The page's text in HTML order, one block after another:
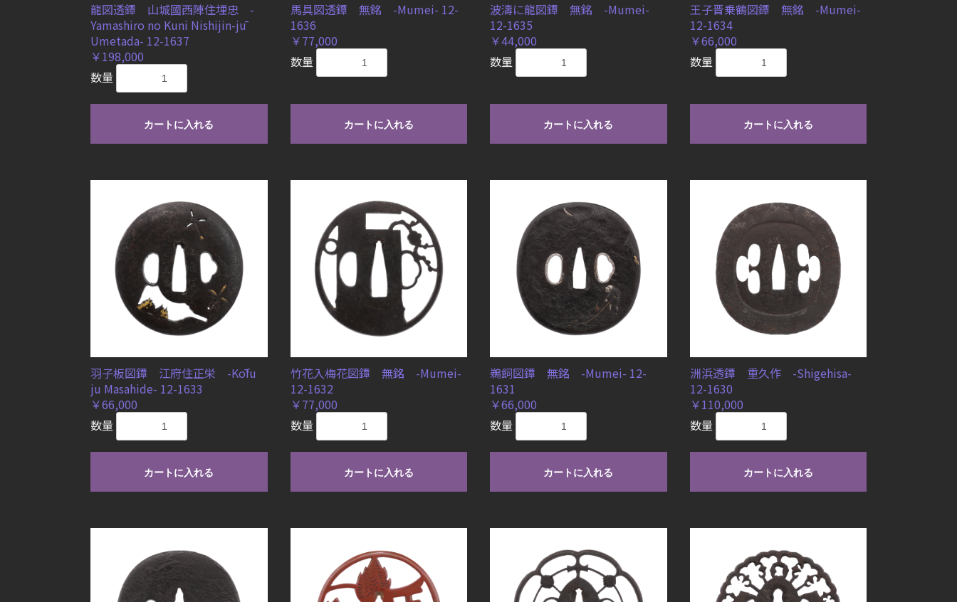
龍図透鐔 山城國西陣住埋忠 -
Yamashiro no Kuni Nishijin-jū
Umetada- 12-1637
￥198,000
数量
カートに入れる
馬具図透鐔 無銘 -Mumei- 12-
1636
￥77,000
数量
カートに入れる
波濤に龍図鐔 無銘 -Mumei-
12-1635
￥44,000
数量
カートに入れる
王子晋乗鶴図鐔 無銘 -Mumei-
12-1634
￥66,000
数量
カートに入れる
羽子板図鐔 江府住正栄 -Kōfu
ju Masahide- 12-1633
￥66,000
数量
カートに入れる
竹花入梅花図鐔 無銘 -Mumei-
12-1632
￥77,000
数量
カートに入れる
鵜飼図鐔 無銘 -Mumei- 12-
1631
￥66,000
数量
カートに入れる
洲浜透鐔 重久作 -Shigehisa-
12-1630
￥110,000
数量
カートに入れる